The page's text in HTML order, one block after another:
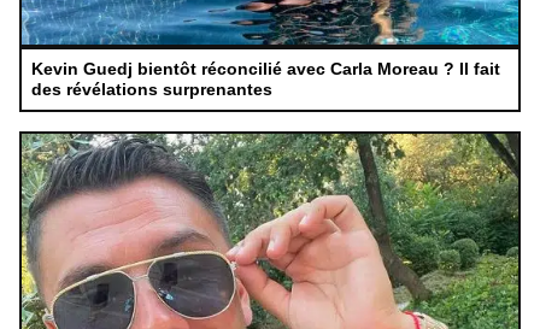
Kevin Guedj bientôt réconcilié avec Carla Moreau ? Il fait
des révélations surprenantes